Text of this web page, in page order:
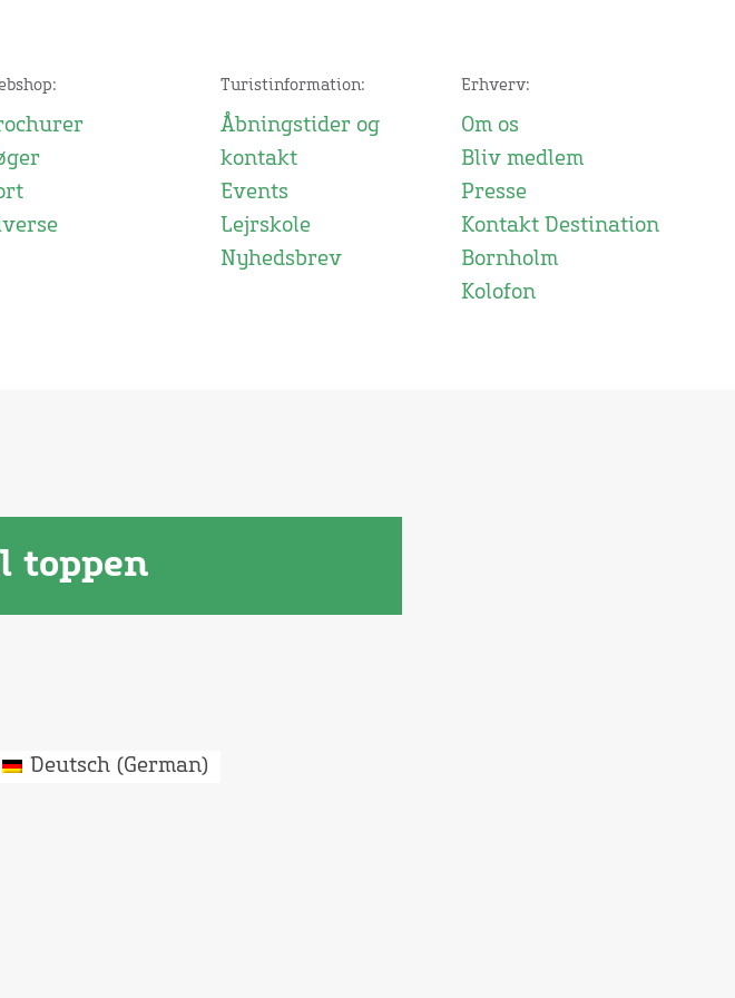
Turistinformation:
Åbningstider og
kontakt
Events
Lejrskole
Nyhedsbrev
Erhverv:
Om os
Bliv medlem
Presse
Kontakt Destination
Bornholm
Kolofon
toppen
Deutsch(German)